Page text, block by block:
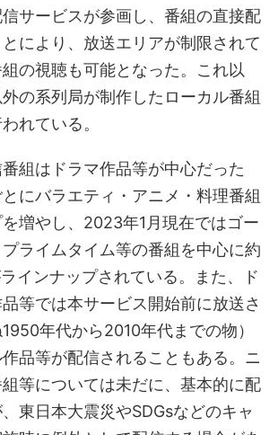
サービスが参画し、番組の直接配
により、放送エリアが制限されて
の視聴も可能となった。これ以
の系列局が制作したローカル番組
れている。
組はドラマ作品等が中心だった
にバラエティ・アニメ・料理番組
増やし、2023年1月現在ではゴー
ライムタイム等の番組を中心に約
インナップされている。また、ド
等では本サービス開始前に放送さ
年代から2010年代までの物）
品等が配信されることもある。ニ
等については未だに、基本的に配
東日本大震災やSDGsなどのキャ